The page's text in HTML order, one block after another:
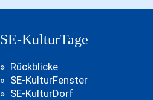
SE-KulturTage
Rückblicke
SE-KulturFenster
SE-KulturDorf